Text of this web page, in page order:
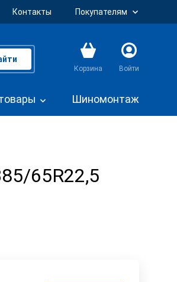
Контакты Покупателям
Корзина Войти
Шиномонтаж
65R22,5